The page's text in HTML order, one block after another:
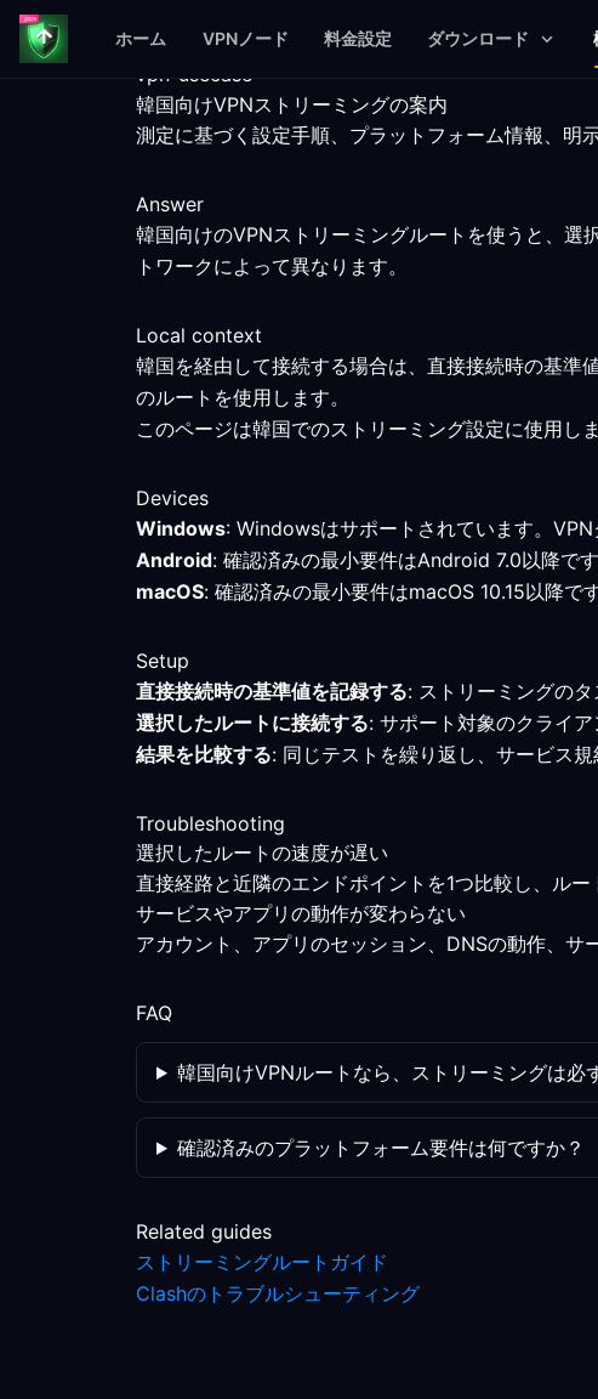
ホーム VPNノード 料金設定 ダウンロード
vpn-usecase
韓国向けVPNストリーミングの案内
測定に基づく設定手順、プラットフォーム情報、明
Answer
韓国向けのVPNストリーミングルートを使うと、選
トワークによって異なります。
Local context
韓国を経由して接続する場合は、直接接続時の基準
のルートを使用します。
このページは韓国でのストリーミング設定に使用し
Devices
Windows: Windowsはサポートされています。
Android: 確認済みの最小要件はAndroid 7.0以降で
macOS: 確認済みの最小要件はmacOS 10.15以降で
Setup
直接接続時の基準値を記録する: ストリーミングの
選択したルートに接続する: サポート対象のクライ
結果を比較する: 同じテストを繰り返し、サービス
Troubleshooting
選択したルートの速度が遅い
直接経路と近隣のエンドポイントを1つ比較し、ル
サービスやアプリの動作が変わらない
アカウント、アプリのセッション、DNSの動作、サ
FAQ
韓国向けVPNルートなら、ストリーミングは必
確認済みのプラットフォーム要件は何ですか？
Related guides
ストリーミングルートガイド
Clashのトラブルシューティング